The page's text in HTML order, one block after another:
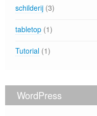
schilderij (3)
tabletop (1)
Tutorial (1)
WordPress